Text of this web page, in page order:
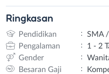
Ringkasan
Pendidikan :
SMA
Pengalaman
:
1 - 2
Gender
:
Besaran Gaji
: